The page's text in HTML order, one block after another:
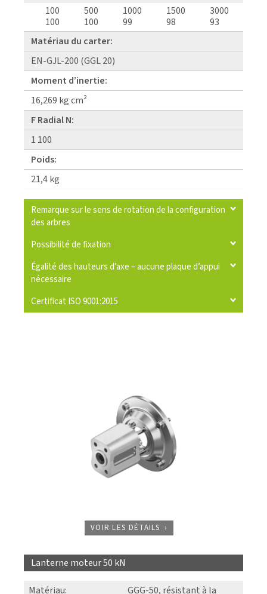
100
100
500
100
1000
99
1500
98
3000
93
Matériau du carter:
EN-GJL-200 (GGL 20)
Moment d’inertie:
16,269 kg cm²
F Radial N:
1 100
Poids:
21,4 kg
Remarque sur le sens de rotation de la configuration
des arbres
Possibilité de fixation
Égalité des hauteurs d’axe – aucune plaque d’appui
nécessaire
Certificat ISO 9001:2015
VOIR LES DÉTAILS
Lanterne moteur 50 kN
Matériau: GGG-50, résistant à la